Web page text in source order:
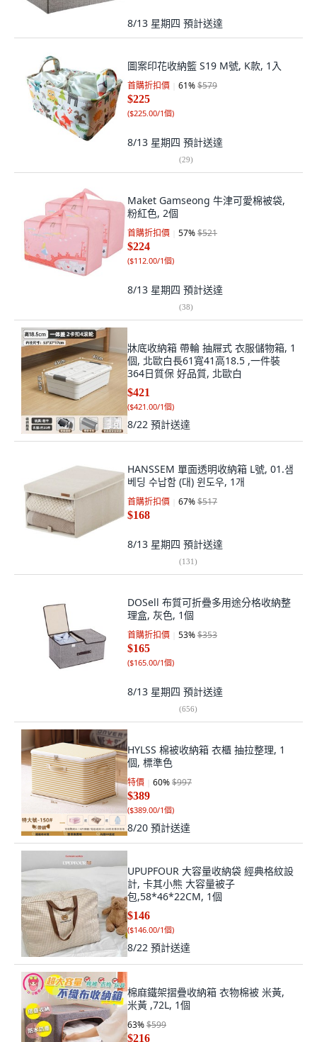
8/13 星期四 預計送達
圖案印花收納籃 S19 M號, K款, 1入
首購折扣價 61%$579
$225
($225.00/1個)
8/13 星期四 預計送達
(29)
Maket Gamseong 牛津可愛棉被袋,
粉紅色, 2個
首購折扣價 57%$521
$224
($112.00/1個)
8/13 星期四 預計送達
(38)
牀底收納箱 帶輪 抽屜式 衣服儲物箱, 1
個, 北歐白長61寬41高18.5 ,一件裝
364日質保 好品質, 北歐白
$421
($421.00/1個)
8/22 預計送達
HANSSEM 單面透明收納箱 L號, 01.샘
베딩 수납함 (대) 윈도우, 1개
首購折扣價 67%$517
$168
8/13 星期四 預計送達
(131)
DOSell 布質可折疊多用途分格收納整
理盒, 灰色, 1個
首購折扣價 53%$353
$165
($165.00/1個)
8/13 星期四 預計送達
(656)
HYLSS 棉被收納箱 衣櫃 抽拉整理, 1
個, 標準色
特價 60%$997
$389
($389.00/1個)
8/20 預計送達
UPUPFOUR 大容量收納袋 經典格紋設
計, 卡其小熊 大容量被子
包,58*46*22CM, 1個
$146
($146.00/1個)
8/22 預計送達
棉麻鐵架摺疊收納箱 衣物棉被 米黃,
米黃 ,72L, 1個
63%$599
$216